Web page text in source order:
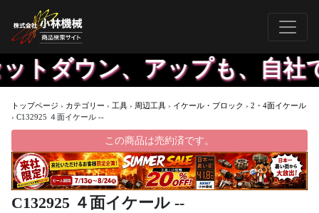
ン、アップも、自社で行
トップページ › カテゴリー › 工具 › 周辺工具 › イケール・ブロック › 2・4面イケール
› C132925 ４面イケール --
この商品は売約済です。
C132925 ４面イケール --